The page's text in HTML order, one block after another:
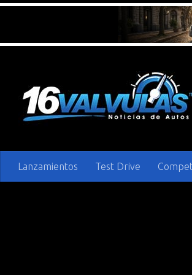
Lanzamientos Test Drive